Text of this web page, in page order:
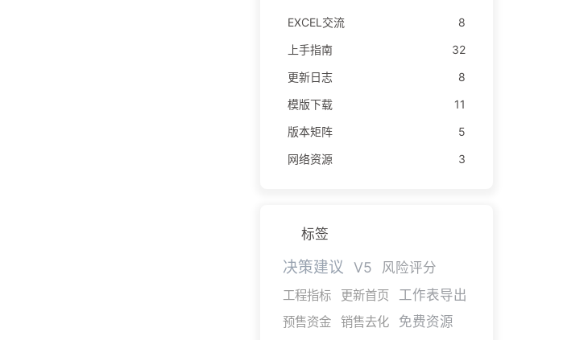
EXCEL交流
8
上手指南
32
更新日志
8
模版下载
11
版本矩阵
5
网络资源
3
标签
决策建议 V5 风险评分
工程指标 更新首页 工作表导出
预售资金 销售去化 免费资源